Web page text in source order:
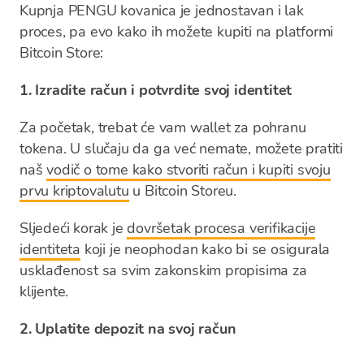
Kupnja PENGU kovanica je jednostavan i lak
proces, pa evo kako ih možete kupiti na platformi
Bitcoin Store:
1. Izradite račun i potvrdite svoj identitet
Za početak, trebat će vam wallet za pohranu
tokena. U slučaju da ga već nemate, možete pratiti
našvodič o tome kako stvoriti račun i kupiti svoju
prvu kriptovalutu u Bitcoin Storeu.
Sljedeći korak jedovršetak procesa verifikacije
identiteta koji je neophodan kako bi se osigurala
usklađenost sa svim zakonskim propisima za
klijente.
2. Uplatite depozit na svoj račun